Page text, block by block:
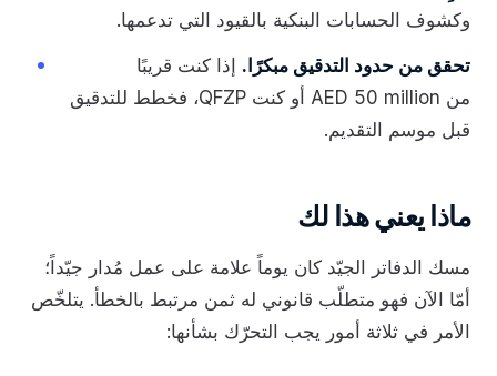
وكشوف الحسابات البنكية بالقيود التي تدعمها.
تحقق من حدود التدقيق مبكرًا. إذا كنت قريبًا
من AED 50 million أو كنت QFZP، فخطط للتدقيق
قبل موسم التقديم.
ماذا يعني هذا لك
مسك الدفاتر الجيّد كان يوماً علامة على عمل مُدار جيّداً؛
أمّا الآن فهو متطلّب قانوني له ثمن مرتبط بالخطأ. يتلخّص
الأمر في ثلاثة أمور يجب التحرّك بشأنها: